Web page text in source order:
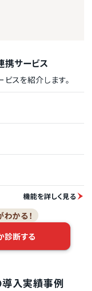
携サービス
スを紹介します。
機能を詳しく見る
かる！
診断する
入実績事例